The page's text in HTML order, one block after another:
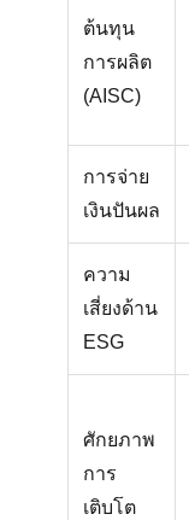
ต้นทุน
การผลิต
(AISC)
การจ่าย
เงินปันผล
ความ
เสี่ยงด้าน
ESG
ศักยภาพ
การ
เติบโต